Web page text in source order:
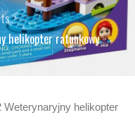
helikopter ratunkowy
Weterynaryjny helikopter